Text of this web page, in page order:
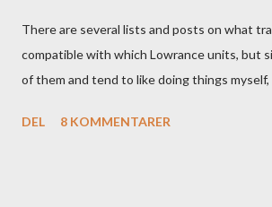
There are several lists and posts on what
compatible with which Lowrance units, but
of them and tend to like doing things myself,
DEL 8 KOMMENTARER